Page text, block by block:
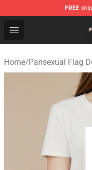
FREE
Open menu
Pansexual Flag
Home/Pansexual Flag